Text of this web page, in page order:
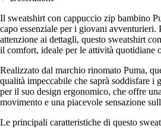
Il sweatshirt con cappuccio zip bambino
capo essenziale per i giovani avventurieri.
attenzione ai dettagli, questo sweatshirt
il comfort, ideale per le attività quotidiane
Realizzato dal marchio rinomato Puma,
qualità impeccabile che saprà soddisfare i
per il suo design ergonomico, che offre
movimento e una piacevole sensazione
Le principali caratteristiche di questo